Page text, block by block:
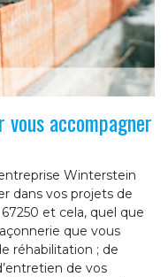
accompagner
Winterstein
dans vos projets de
et cela, quel que
que vous
réhabilitation ; de
de vos